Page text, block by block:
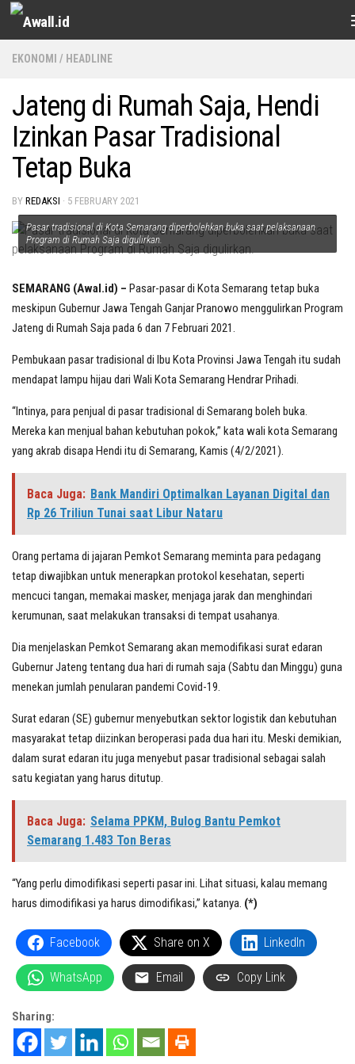
Skip to content
EKONOMI / HEADLINE
Jateng di Rumah Saja, Hendi
Izinkan Pasar Tradisional
Tetap Buka
BY REDAKSI · 5 FEBRUARY 2021
Pasar tradisional di Kota Semarang diperbolehkan buka saat pelaksanaan
Program di Rumah Saja digulirkan.
SEMARANG (Awal.id) – Pasar-pasar di Kota Semarang tetap buka
meskipun Gubernur Jawa Tengah Ganjar Pranowo menggulirkan Program
Jateng di Rumah Saja pada 6 dan 7 Februari 2021.
Pembukaan pasar tradisional di Ibu Kota Provinsi Jawa Tengah itu sudah
mendapat lampu hijau dari Wali Kota Semarang Hendrar Prihadi.
“Intinya, para penjual di pasar tradisional di Semarang boleh buka.
Mereka kan menjual bahan kebutuhan pokok,” kata wali kota Semarang
yang akrab disapa Hendi itu di Semarang, Kamis (4/2/2021).
Baca Juga: Bank Mandiri Optimalkan Layanan Digital dan
Rp 26 Triliun Tunai saat Libur Nataru
Orang pertama di jajaran Pemkot Semarang meminta para pedagang
tetap diwajibkan untuk menerapkan protokol kesehatan, seperti
mencuci tangan, memakai masker, menjaga jarak dan menghindari
kerumunan, saat melakukan transaksi di tempat usahanya.
Dia menjelaskan Pemkot Semarang akan memodifikasi surat edaran
Gubernur Jateng tentang dua hari di rumah saja (Sabtu dan Minggu) guna
menekan jumlah penularan pandemi Covid-19.
Surat edaran (SE) gubernur menyebutkan sektor logistik dan kebutuhan
masyarakat tetap diizinkan beroperasi pada dua hari itu. Meski demikian,
dalam surat edaran itu juga menyebut pasar tradisional sebagai salah
satu kegiatan yang harus ditutup.
Baca Juga: Selama PPKM, Bulog Bantu Pemkot
Semarang 1.483 Ton Beras
“Yang perlu dimodifikasi seperti pasar ini. Lihat situasi, kalau memang
harus dimodifikasi ya harus dimodifikasi,” katanya. (*)
Facebook Share on X LinkedIn
WhatsApp Email Copy Link
Sharing: